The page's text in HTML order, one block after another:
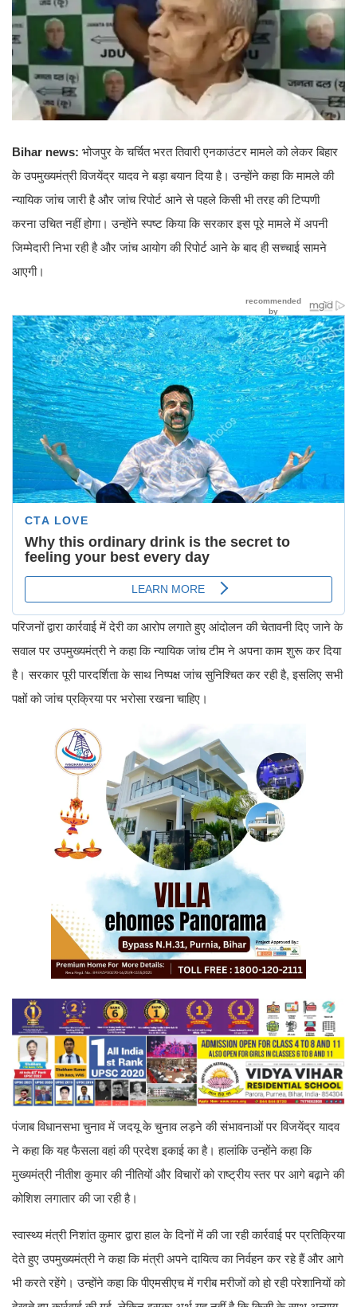
Bihar news: भोजपुर के चर्चित भरत तिवारी एनकाउंटर मामले को लेकर बिहार
के उपमुख्यमंत्री विजयेंद्र यादव ने बड़ा बयान दिया है। उन्होंने कहा कि मामले की
न्यायिक जांच जारी है और जांच रिपोर्ट आने से पहले किसी भी तरह की टिप्पणी
करना उचित नहीं होगा। उन्होंने स्पष्ट किया कि सरकार इस पूरे मामले में अपनी
जिम्मेदारी निभा रही है और जांच आयोग की रिपोर्ट आने के बाद ही सच्चाई सामने
आएगी।
परिजनों द्वारा कार्रवाई में देरी का आरोप लगाते हुए आंदोलन की चेतावनी दिए जाने के
सवाल पर उपमुख्यमंत्री ने कहा कि न्यायिक जांच टीम ने अपना काम शुरू कर दिया
है। सरकार पूरी पारदर्शिता के साथ निष्पक्ष जांच सुनिश्चित कर रही है, इसलिए सभी
पक्षों को जांच प्रक्रिया पर भरोसा रखना चाहिए।
पंजाब विधानसभा चुनाव में जदयू के चुनाव लड़ने की संभावनाओं पर विजयेंद्र यादव
ने कहा कि यह फैसला वहां की प्रदेश इकाई का है। हालांकि उन्होंने कहा कि
मुख्यमंत्री नीतीश कुमार की नीतियों और विचारों को राष्ट्रीय स्तर पर आगे बढ़ाने की
कोशिश लगातार की जा रही है।
स्वास्थ्य मंत्री निशांत कुमार द्वारा हाल के दिनों में की जा रही कार्रवाई पर प्रतिक्रिया
देते हुए उपमुख्यमंत्री ने कहा कि मंत्री अपने दायित्व का निर्वहन कर रहे हैं और आगे
भी करते रहेंगे। उन्होंने कहा कि पीएमसीएच में गरीब मरीजों को हो रही परेशानियों को